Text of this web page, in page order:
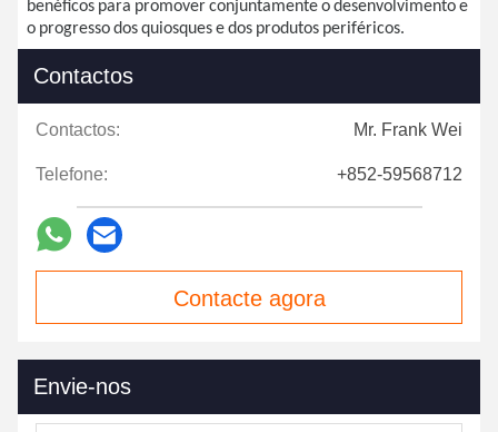
benéficos para promover conjuntamente o desenvolvimento e
o progresso dos quiosques e dos produtos periféricos.
Contactos
Contactos: Mr. Frank Wei
Telefone: +852-59568712
Contacte agora
Envie-nos